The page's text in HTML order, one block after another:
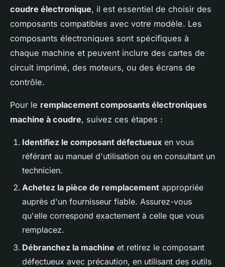
coudre électronique, il est essentiel de choisir des
composants compatibles avec votre modèle. Les
composants électroniques sont spécifiques à
chaque machine et peuvent inclure des cartes de
circuit imprimé, des moteurs, ou des écrans de
contrôle.
Pour le remplacement composants électroniques
machine à coudre, suivez ces étapes :
Identifiez le composant défectueux en vous
référant au manuel d'utilisation ou en consultant un
technicien.
Achetez la pièce de remplacement appropriée
auprès d'un fournisseur fiable. Assurez-vous
qu'elle correspond exactement à celle que vous
remplacez.
Débranchez la machine et retirez le composant
défectueux avec précaution, en utilisant des outils